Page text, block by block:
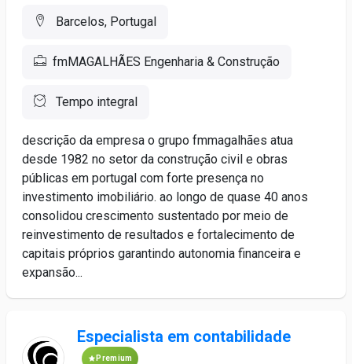
Barcelos, Portugal
fmMAGALHÃES Engenharia & Construção
Tempo integral
descrição da empresa o grupo fmmagalhães atua
desde 1982 no setor da construção civil e obras
públicas em portugal com forte presença no
investimento imobiliário. ao longo de quase 40 anos
consolidou crescimento sustentado por meio de
reinvestimento de resultados e fortalecimento de
capitais próprios garantindo autonomia financeira e
expansão...
Especialista em contabilidade
Premium